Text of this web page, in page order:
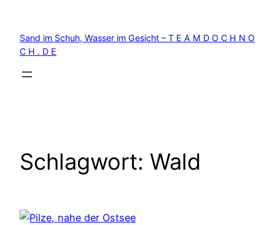
springen
Sand im Schuh, Wasser im Gesicht – T E A M D O C H N O
C H . D E
Schlagwort: Wald